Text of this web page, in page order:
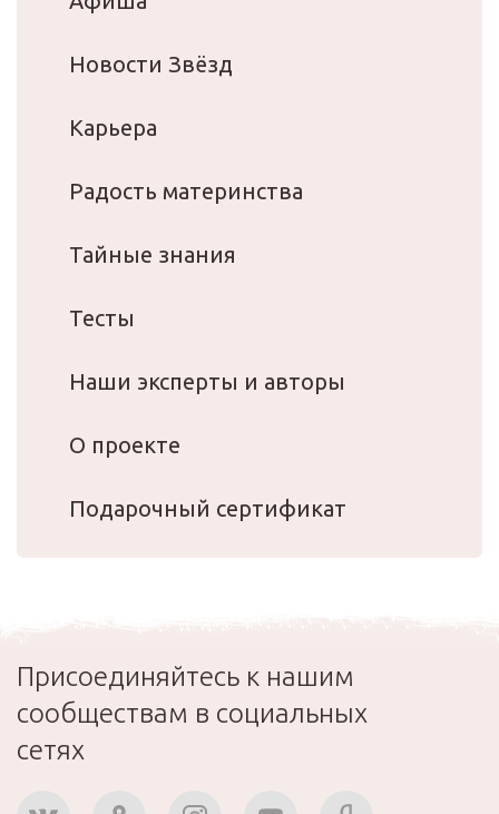
Новости Звёзд
Карьера
Радость материнства
Тайные знания
Тесты
Наши эксперты и авторы
О проекте
Подарочный сертификат
Присоединяйтесь к нашим
сообществам в социальных
сетях